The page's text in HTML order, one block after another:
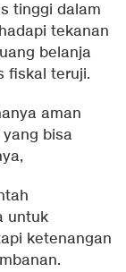
tinggi dalam
tekanan
belanja
fiskal teruji.
aman
bisa
untuk
ketenangan